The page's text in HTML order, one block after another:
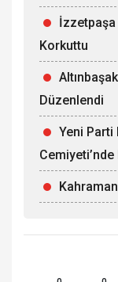
İzzetpaşa
Korkuttu
Düzenlendi
Yeni Parti
Cemiyeti’nde